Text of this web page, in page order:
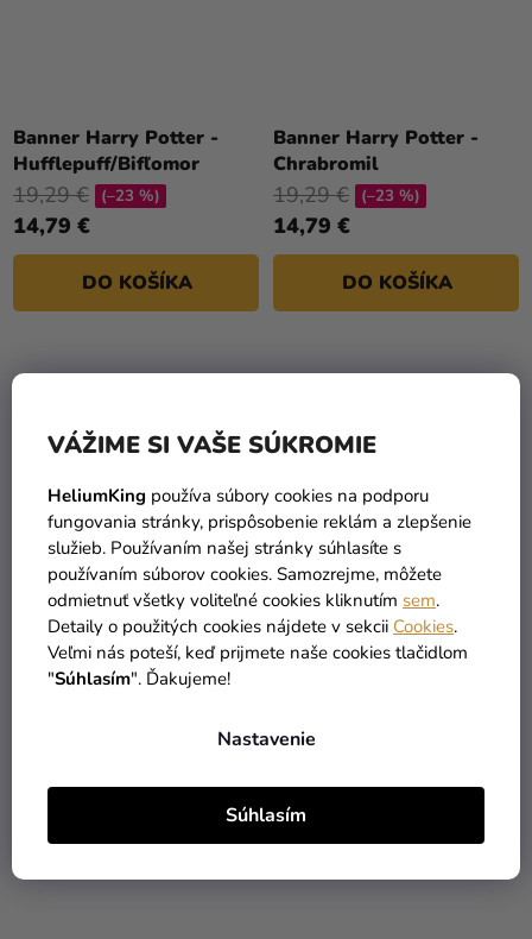
VÁŽIME SI VAŠE SÚKROMIE
HeliumKing používa súbory cookies na podporu
fungovania stránky, prispôsobenie reklám a zlepšenie
služieb. Používaním našej stránky súhlasíte s
používaním súborov cookies. Samozrejme, môžete
odmietnuť všetky voliteľné cookies kliknutím sem.
Detaily o použitých cookies nájdete v sekcii Cookies.
Veľmi nás poteší, keď prijmete naše cookies tlačidlom
"Súhlasím". Ďakujeme!
Nastavenie
Súhlasím
Banner Harry Potter -
Hufflepuff/Bifľomor
14,79 €
19,29 € (–23 %)
DO KOŠÍKA
Banner Harry Potter -
Chrabromil
14,79 €
19,29 € (–23 %)
DO KOŠÍKA
Banner Harry Potter -
Ravenclaw/Bystrohlav
19,29 € (–23 %)
Banner Harry Potter -
Slizolin